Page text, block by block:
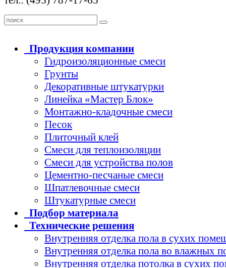
Продукция компании
Гидроизоляционные смеси
Грунты
Декоративные штукатурки
Линейка «Мастер Блок»
Монтажно-кладочные смеси
Песок
Плиточный клей
Смеси для теплоизоляции
Смеси для устройства полов
Цементно-песчаные смеси
Шпатлевочные смеси
Штукатурные смеси
Подбор материала
Технические решения
Внутренняя отделка пола в сухих
Внутренняя отделка пола во влажных
Внутренняя отделка потолка в сухих